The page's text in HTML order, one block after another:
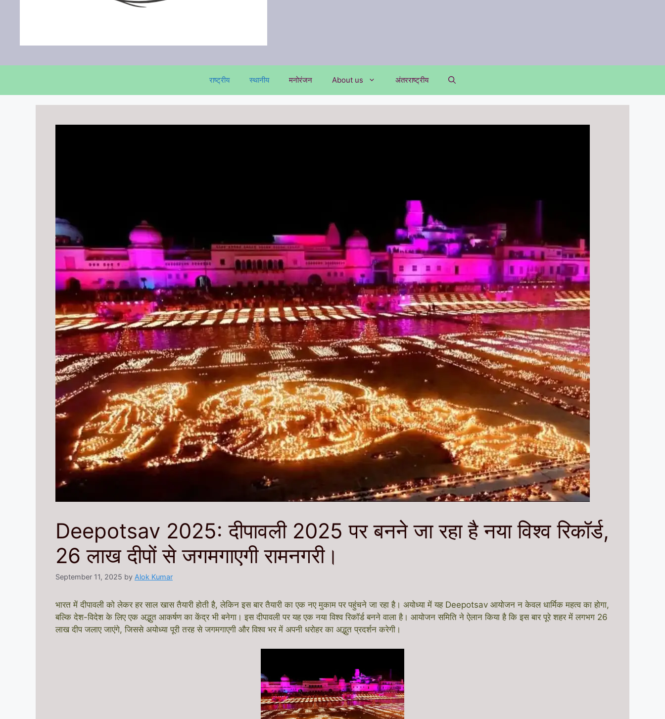
राष्ट्रीय स्थानीय मनोरंजन About us अंतरराष्ट्रीय
Deepotsav 2025: दीपावली 2025 पर बनने जा रहा है नया विश्व रिकॉर्ड,
26 लाख दीपों से जगमगाएगी रामनगरी।
September 11, 2025 by Alok Kumar
भारत में दीपावली को लेकर हर साल खास तैयारी होती है, लेकिन इस बार तैयारी का एक नए मुकाम पर पहुंचने जा रहा है। अयोध्या में यह Deepotsav आयोजन न केवल धार्मिक महत्व का होगा,
बल्कि देश-विदेश के लिए एक अद्भुत आकर्षण का केंद्र भी बनेगा। इस दीपावली पर यह एक नया विश्व रिकॉर्ड बनने वाला है। आयोजन समिति ने ऐलान किया है कि इस बार पूरे शहर में लगभग 26
लाख दीप जलाए जाएंगे, जिससे अयोध्या पूरी तरह से जगमगाएगी और विश्व भर में अपनी धरोहर का अद्भुत प्रदर्शन करेगी।